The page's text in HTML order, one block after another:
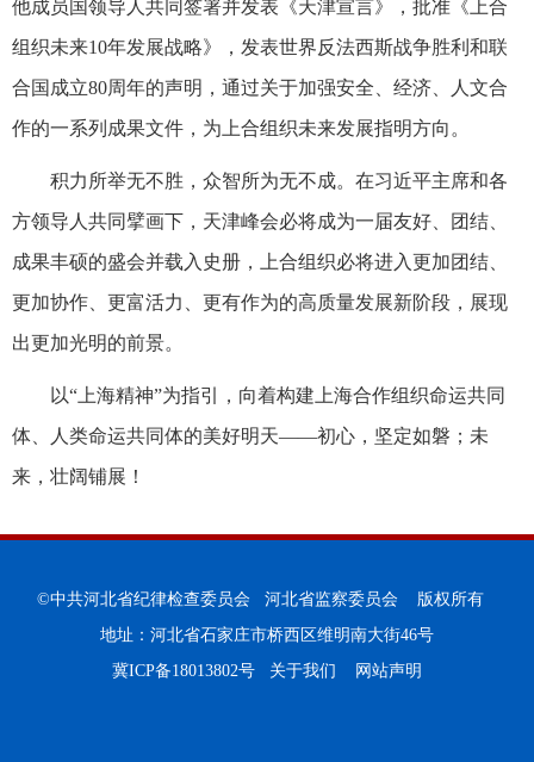
他成员国领导人共同签署并发表《天津宣言》，批准《上合
组织未来10年发展战略》，发表世界反法西斯战争胜利和联
合国成立80周年的声明，通过关于加强安全、经济、人文合
作的一系列成果文件，为上合组织未来发展指明方向。
积力所举无不胜，众智所为无不成。在习近平主席和各
方领导人共同擘画下，天津峰会必将成为一届友好、团结、
成果丰硕的盛会并载入史册，上合组织必将进入更加团结、
更加协作、更富活力、更有作为的高质量发展新阶段，展现
出更加光明的前景。
以“上海精神”为指引，向着构建上海合作组织命运共同
体、人类命运共同体的美好明天——初心，坚定如磐；未
来，壮阔铺展！
©中共河北省纪律检查委员会 河北省监察委员会 版权所有
地址：河北省石家庄市桥西区维明南大街46号
冀ICP备18013802号
关于我们 网站声明